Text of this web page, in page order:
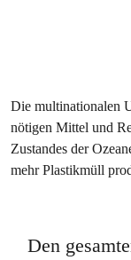
Die multinationalen
nötigen Mittel und
Zustandes der
mehr Plastikmüll
Den